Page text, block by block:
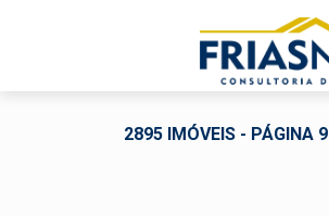
2895 IMÓVEIS - PÁGINA 9